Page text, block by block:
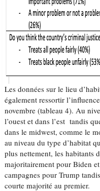
Les données sur le lieu
également ressortir
novembre (tableau 4). Au
l’ouest et dans l’est tandis
dans le midwest, comme le
au niveau du type d’habitat
plus nettement, les habitants
majoritairement pour Biden
campagnes pour Trump
courte majorité au premier.